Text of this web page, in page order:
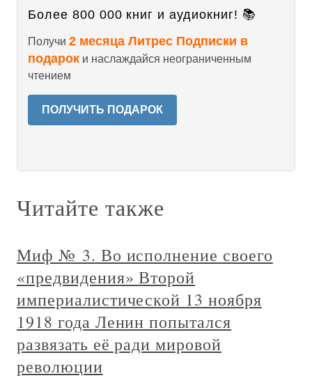
Более 800 000 книг и аудиокниг! 📚
Получи 2 месяца Литрес Подписки в
подарок и наслаждайся неограниченным
чтением
ПОЛУЧИТЬ ПОДАРОК
Читайте также
Миф № 3. Во исполнение своего
«предвидения» Второй
империалистической 13 ноября
1918 года Ленин попытался
развязать её ради мировой
революции